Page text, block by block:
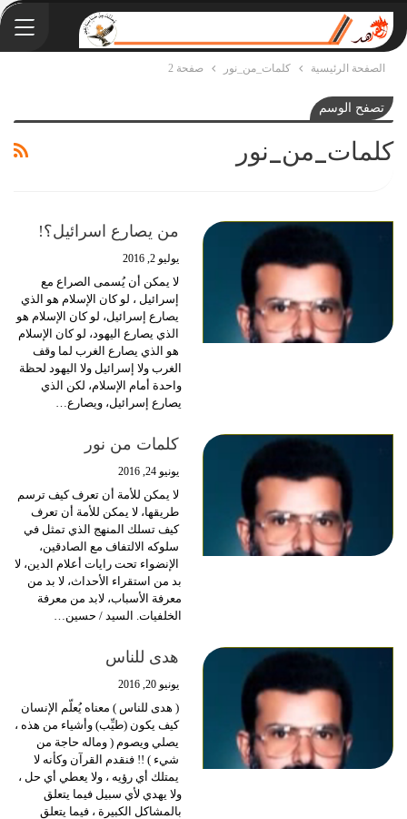
الصفحة الرئيسية كلمات_من_نور صفحة 2
تصفح الوسم
كلمات_من_نور
من يصارع اسرائيل؟!
يوليو 2, 2016
لا يمكن أن يُسمى الصراع مع
إسرائيل ، لو كان الإسلام هو الذي
يصارع إسرائيل، لو كان الإسلام هو
الذي يصارع اليهود، لو كان الإسلام
هو الذي يصارع الغرب لما وقف
الغرب ولا إسرائيل ولا اليهود لحظة
واحدة أمام الإسلام، لكن الذي
يصارع إسرائيل، ويصارع…
كلمات من نور
يونيو 24, 2016
لا يمكن للأمة أن تعرف كيف ترسم
طريقها، لا يمكن للأمة أن تعرف
كيف تسلك المنهج الذي تمثل في
سلوكه الالتفاف مع الصادقين،
الإنضواء تحت رايات أعلام الدين، لا
بد من استقراء الأحداث، لا بد من
معرفة الأسباب، لابد من معرفة
الخلفيات. السيد / حسين…
هدى للناس
يونيو 20, 2016
( هدى للناس ) معناه يُعلّم الإنسان
كيف يكون (طيِّب) وأشياء من هذه ،
يصلي ويصوم ( وماله حاجة من
شيء ) !! فنقدم القرآن وكأنه لا
يمتلك أي رؤيه ، ولا يعطي أي حل ،
ولا يهدي لأي سبيل فيما يتعلق
بالمشاكل الكبيرة ، فيما يتعلق